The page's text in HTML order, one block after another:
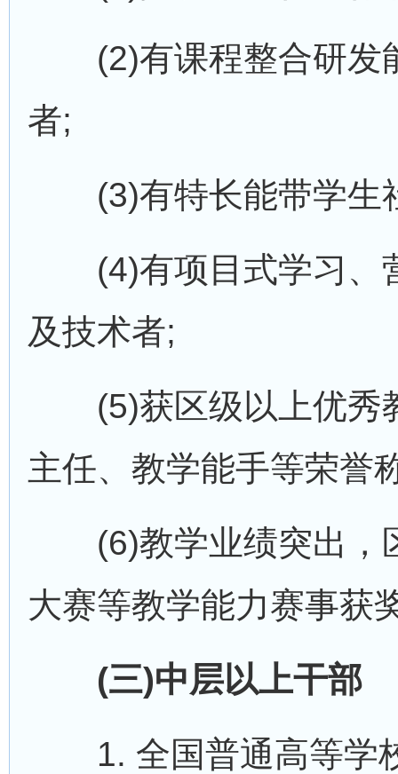
(2)有课程整合研发
者;
(3)有特长能带学生
(4)有项目式学习、
及技术者;
(5)获区级以上优秀
主任、教学能手等荣誉
(6)教学业绩突出，
大赛等教学能力赛事获
(三)中层以上干部
1. 全国普通高等学